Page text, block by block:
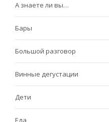
А знаете ли вы…
Бары
Большой разговор
Винные дегустации
Дети
Еда